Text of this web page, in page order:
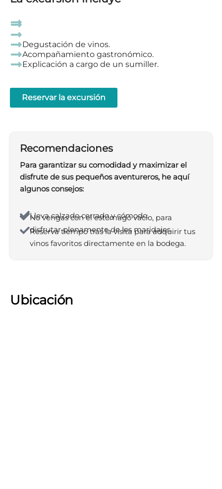
Degustación de vinos.
Acompañamiento gastronómico.
Explicación a cargo de un sumiller.
Reservar la excursión
Recomendaciones
Para garantizar su comodidad y maximizar el
disfrute de sus pequeños aventureros, he aquí
algunos consejos:
Lleva calzado cerrado y cómodo.
No vengas con el estómago vacío, para
disfrutar plenamente de los maridajes.
Reserva tiempo tras la visita para adquirir tus
vinos favoritos directamente en la bodega.
Ubicación